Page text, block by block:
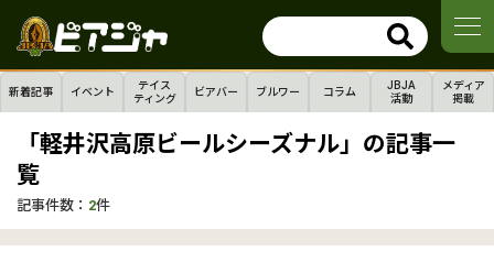
新着記事 イベント
テイス
ティング
ビアバー ブルワー コラム
JBJA
活動
メディア
掲載
「軽井沢高原ビールシーズナル」の記事一
覧
記事件数： 2件